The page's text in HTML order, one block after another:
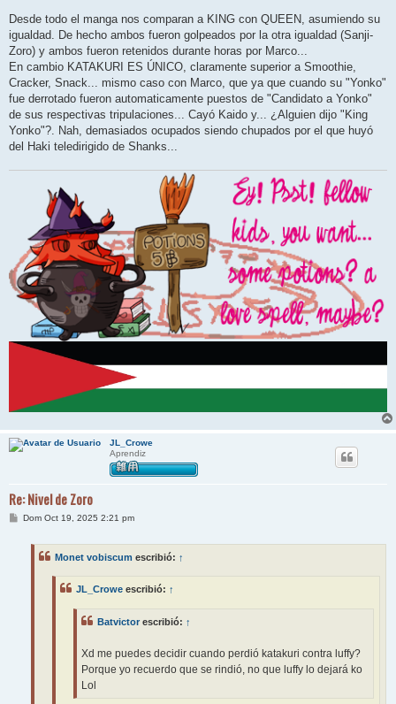
Desde todo el manga nos comparan a KING con QUEEN, asumiendo su
igualdad. De hecho ambos fueron golpeados por la otra igualdad (Sanji-
Zoro) y ambos fueron retenidos durante horas por Marco...
En cambio KATAKURI ES ÚNICO, claramente superior a Smoothie,
Cracker, Snack... mismo caso con Marco, que ya que cuando su "Yonko"
fue derrotado fueron automaticamente puestos de "Candidato a Yonko"
de sus respectivas tripulaciones... Cayó Kaido y... ¿Alguien dijo "King
Yonko"?. Nah, demasiados ocupados siendo chupados por el que huyó
del Haki teledirigido de Shanks...
JL_Crowe
Aprendiz
Re: Nivel de Zoro
MDom Oct 19, 2025 2:21 pm
Monet vobiscum escribió: ↑
JL_Crowe escribió: ↑
Batvictor escribió: ↑
Xd me puedes decidir cuando perdió katakuri contra luffy?
Porque yo recuerdo que se rindió, no que luffy lo dejará ko
Lol